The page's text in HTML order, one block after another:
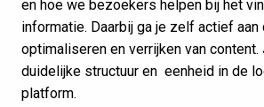
en hoe we bezoekers helpen bij het
informatie. Daarbij ga je zelf actief
optimaliseren en verrijken van
duidelijke structuur en eenheid in de
platform.